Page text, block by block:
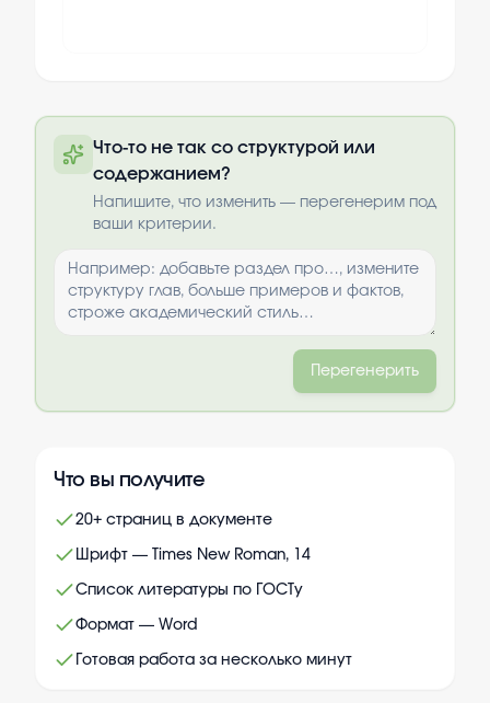
оплаты
Что-то не так со структурой или
содержанием?
Напишите, что изменить — перегенерим под
ваши критерии.
Перегенерить
Что вы получите
20+ страниц в документе
Шрифт — Times New Roman, 14
Список литературы по ГОСТу
Формат — Word
Готовая работа за несколько минут